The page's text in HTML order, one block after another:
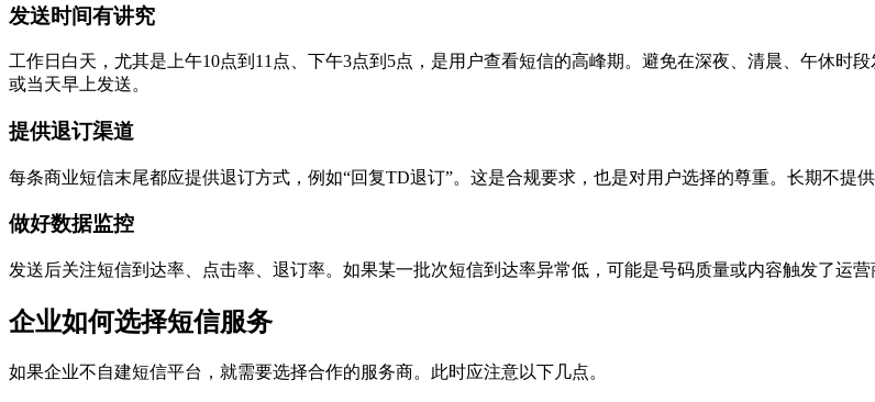
发送时间有讲究
工作日白天，尤其是上午10点到11点、下午3点到5点，是用户查看短信的高峰期。避免在深夜、清晨、午休时
或当天早上发送。
提供退订渠道
每条商业短信末尾都应提供退订方式，例如“回复TD退订”。这是合规要求，也是对用户选择的尊重。长期不提
做好数据监控
发送后关注短信到达率、点击率、退订率。如果某一批次短信到达率异常低，可能是号码质量或内容触发了运
企业如何选择短信服务
如果企业不自建短信平台，就需要选择合作的服务商。此时应注意以下几点。